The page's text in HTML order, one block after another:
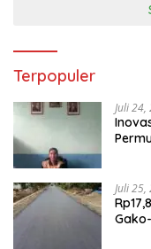
Terpopuler
Juli 24,
Juli 25,